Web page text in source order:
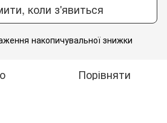
коли з'явиться
накопичувальної знижки
Порівняти